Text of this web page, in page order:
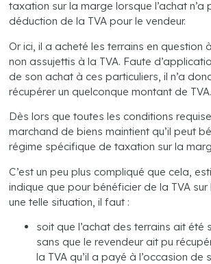
taxation sur la marge lorsque l’achat
déduction de la TVA pour le vendeur.
Or ici, il a acheté les terrains en question
non assujettis à la TVA. Faute
de son achat à ces particuliers, il n’a
récupérer un quelconque montant de TVA.
Dès lors que toutes les conditions
marchand de biens maintient qu’il peut
régime spécifique de taxation sur la
C’est un peu plus compliqué que cela,
indique que pour bénéficier de la TVA
une telle situation, il faut :
soit que l’achat des terrains ait été
sans que le revendeur ait pu
la TVA qu’il a payé à l’occasion de